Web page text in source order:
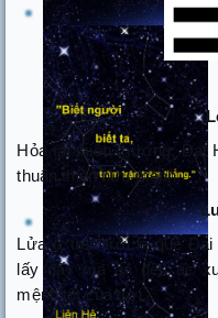
Hỏa tại thiên thượng: Đại
thuận thiên hưu mệnh.
Lửa ở trên trời là quẻ Đại
lấy đấy mà ấn đều ác
mệnh tốt của trời.